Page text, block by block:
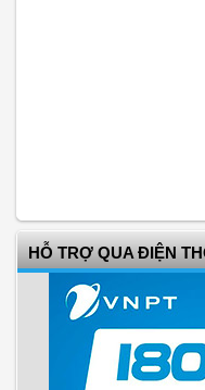
HỖ TRỢ QUA ĐIỆN